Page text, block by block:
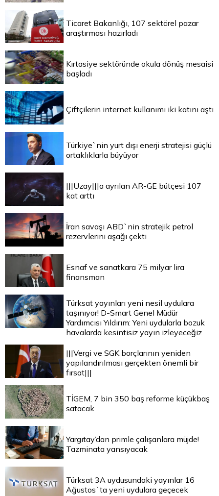
Ticaret Bakanlığı, 107 sektörel pazar
araştırması hazırladı
Kırtasiye sektöründe okula dönüş mesaisi
başladı
Çiftçilerin internet kullanımı iki katını aştı
Türkiye`nin yurt dışı enerji stratejisi güçlü
ortaklıklarla büyüyor
|||Uzay|||a ayrılan AR-GE bütçesi 107
kat arttı
İran savaşı ABD`nin stratejik petrol
rezervlerini aşağı çekti
Esnaf ve sanatkara 75 milyar lira
finansman
Türksat yayınları yeni nesil uydulara
taşınıyor! D-Smart Genel Müdür
Yardımcısı Yıldırım: Yeni uydularla bozuk
havalarda kesintisiz yayın izleyeceğiz
|||Vergi ve SGK borçlarının yeniden
yapılandırılması gerçekten önemli bir
fırsat|||
TİGEM, 7 bin 350 baş reforme küçükbaş
satacak
Yargıtay’dan primle çalışanlara müjde!
Tazminata yansıyacak
Türksat 3A uydusundaki yayınlar 16
Ağustos`ta yeni uydulara geçecek